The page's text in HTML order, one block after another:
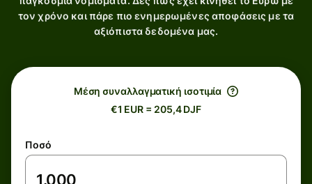
τον χρόνο και πάρε πιο ενημερωμένες αποφάσεις με τα
αξιόπιστα δεδομένα μας.
Μέση συναλλαγματική ισοτιμία
€1 EUR = 205,4 DJF
Ποσό